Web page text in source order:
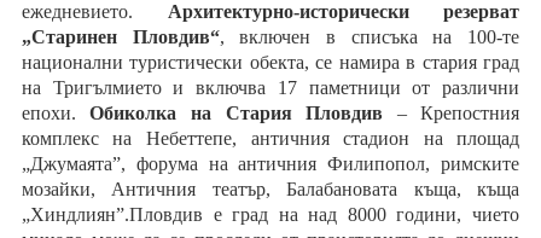
ежедневието. Архитектурно-исторически резерват
„Старинен Пловдив“, включен в списъка на 100-те
национални туристически обекта, се намира в стария град
на Тригълмието и включва 17 паметници от различни
епохи.Обиколка на Стария Пловдив – Крепостния
комплекс на Небеттепе, античния стадион на площад
„Джумаята”, форума на античния Филипопол, римските
мозайки, Античния театър, Балабановата къща, къща
„Хиндлиян”.Пловдив е град на над 8000 години, чието